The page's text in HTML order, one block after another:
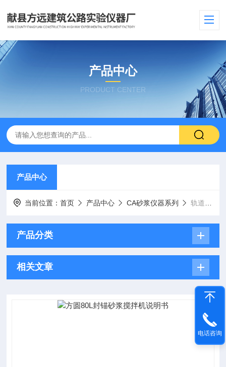
产品中心
PRODUCT CENTER
产品中心
当前位置：首页 产品中心 CA砂浆仪器系列 轨道板场封锚砂浆装袋机
产品分类
相关文章
电话咨询